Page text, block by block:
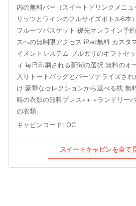
内の無料バー（スイートドリンクメニ
リッツとワインのフルサイズボトル6本
フルーツバスケット 優先オンライン予
スへの無制限アクセス iPad無料 カスタ
イメントシステム ブルガリのギフトセ
ィ 毎日印刷される新聞の選択 無料のオ
入りトートバッグとパーソナライズさ
け 豪華なセレクションから選べる枕 無
時の衣類の無料プレス++ +ランドリー
の衣類。
キャビンコード: OC
スイートキャビンを全て